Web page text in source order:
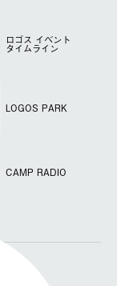
ロゴス イベント
タイムライン
LOGOS PARK
CAMP RADIO